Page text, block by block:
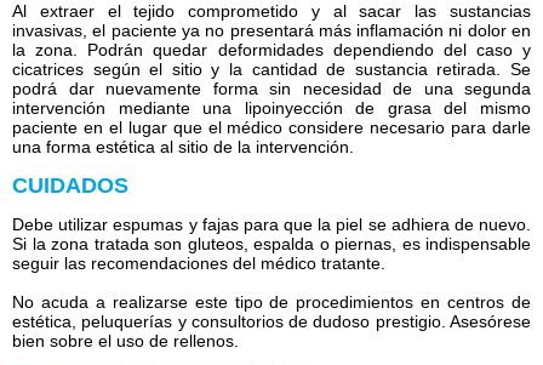
Al extraer el tejido comprometido y al sacar las sustancias
invasivas, el paciente ya no presentará más inflamación ni dolor en
la zona. Podrán quedar deformidades dependiendo del caso y
cicatrices según el sitio y la cantidad de sustancia retirada. Se
podrá dar nuevamente forma sin necesidad de una segunda
intervención mediante una lipoinyección de grasa del mismo
paciente en el lugar que el médico considere necesario para darle
una forma estética al sitio de la intervención.
CUIDADOS
Debe utilizar espumas y fajas para que la piel se adhiera de nuevo.
Si la zona tratada son gluteos, espalda o piernas, es indispensable
seguir las recomendaciones del médico tratante.
No acuda a realizarse este tipo de procedimientos en centros de
estética, peluquerías y consultorios de dudoso prestigio. Asesórese
bien sobre el uso de rellenos.